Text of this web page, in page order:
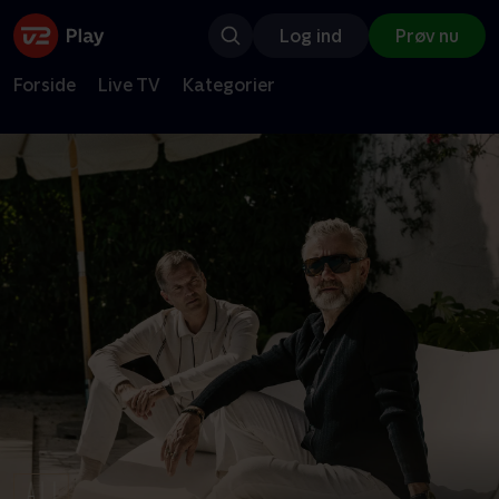
Log ind Prøv nu
Forside Live TV Kategorier